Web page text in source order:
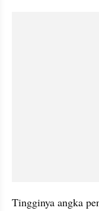
Tingginya angka